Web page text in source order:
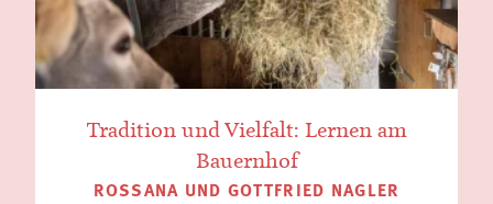
Tradition und Vielfalt: Lernen am
Bauernhof
ROSSANA UND GOTTFRIED NAGLER